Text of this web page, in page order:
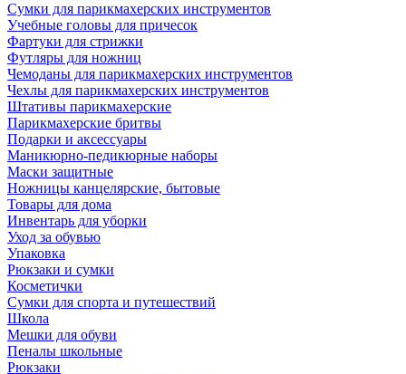
Сумки для парикмахерских инструментов
Учебные головы для причесок
Фартуки для стрижки
Футляры для ножниц
Чемоданы для парикмахерских инструментов
Чехлы для парикмахерских инструментов
Штативы парикмахерские
Парикмахерские бритвы
Подарки и аксессуары
Маникюрно-педикюрные наборы
Маски защитные
Ножницы канцелярские, бытовые
Товары для дома
Инвентарь для уборки
Уход за обувью
Упаковка
Рюкзаки и сумки
Косметички
Сумки для спорта и путешествий
Школа
Мешки для обуви
Пеналы школьные
Рюкзаки